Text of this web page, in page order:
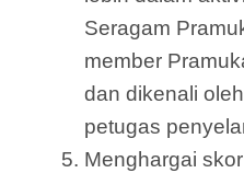
Seragam
member
dan dikenali
petugas
Menghargai